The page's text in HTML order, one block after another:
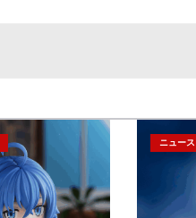
ニュース